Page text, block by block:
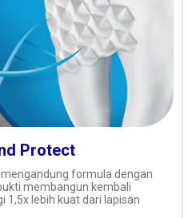
Protect
formula dengan
membangun kembali
1,5x lebih kuat dari lapisan